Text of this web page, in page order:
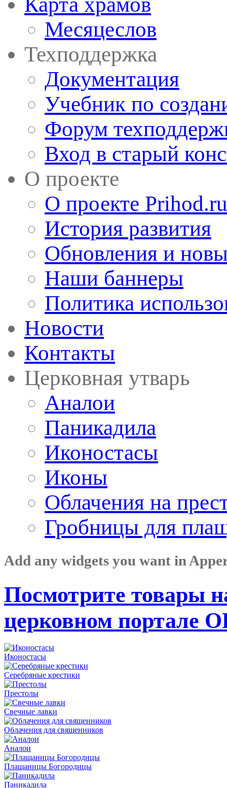
Месяцеслов
Техподдержка
Документация
Учебник по
Форум
Вход в старый
О проекте
О проекте Prihod.ru
История развития
Обновления и
Наши баннеры
Политика
Новости
Контакты
Церковная утварь
Аналои
Паникадила
Иконостасы
Иконы
Облачения на
Гробницы для
Add any widgets you want in
Посмотрите товары
церковном портале
Иконостасы
Серебряные крестики
Престолы
Свечные лавки
Облачения для священников
Аналои
Плащаницы Богородицы
Паникадила